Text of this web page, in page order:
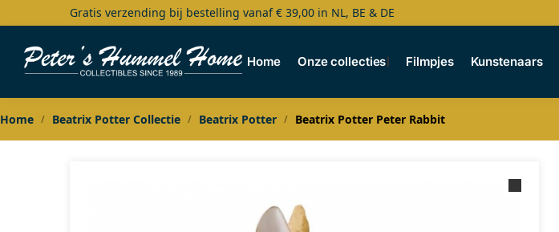
Gratis verzending bij bestelling vanaf € 39,00 in NL, BE & DE
Home Onze collecties Filmpjes Kunstenaars
Search
Home / Beatrix Potter Collectie / Beatrix Potter / Beatrix Potter Peter Rabbit